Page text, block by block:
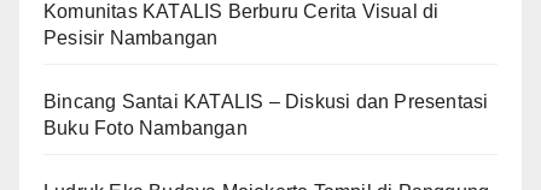
Komunitas KATALIS Berburu Cerita Visual di
Pesisir Nambangan
Bincang Santai KATALIS – Diskusi dan Presentasi
Buku Foto Nambangan